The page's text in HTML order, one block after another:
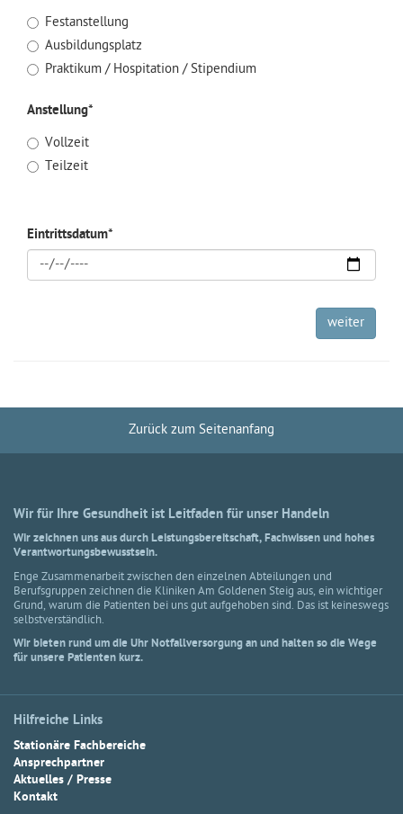
Festanstellung
Ausbildungsplatz
Praktikum / Hospitation / Stipendium
Anstellung*
Vollzeit
Teilzeit
Eintrittsdatum*
weiter
Zurück zum Seitenanfang
Wir für Ihre Gesundheit ist Leitfaden für unser Handeln
Wir zeichnen uns aus durch Leistungsbereitschaft, Fachwissen und hohes
Verantwortungsbewusstsein.
Enge Zusammenarbeit zwischen den einzelnen Abteilungen und
Berufsgruppen zeichnen die Kliniken Am Goldenen Steig aus, ein wichtiger
Grund, warum die Patienten bei uns gut aufgehoben sind. Das ist keineswegs
selbstverständlich.
Wir bieten rund um die Uhr Notfallversorgung an und halten so die Wege
für unsere Patienten kurz.
Hilfreiche Links
Stationäre Fachbereiche
Ansprechpartner
Aktuelles / Presse
Kontakt